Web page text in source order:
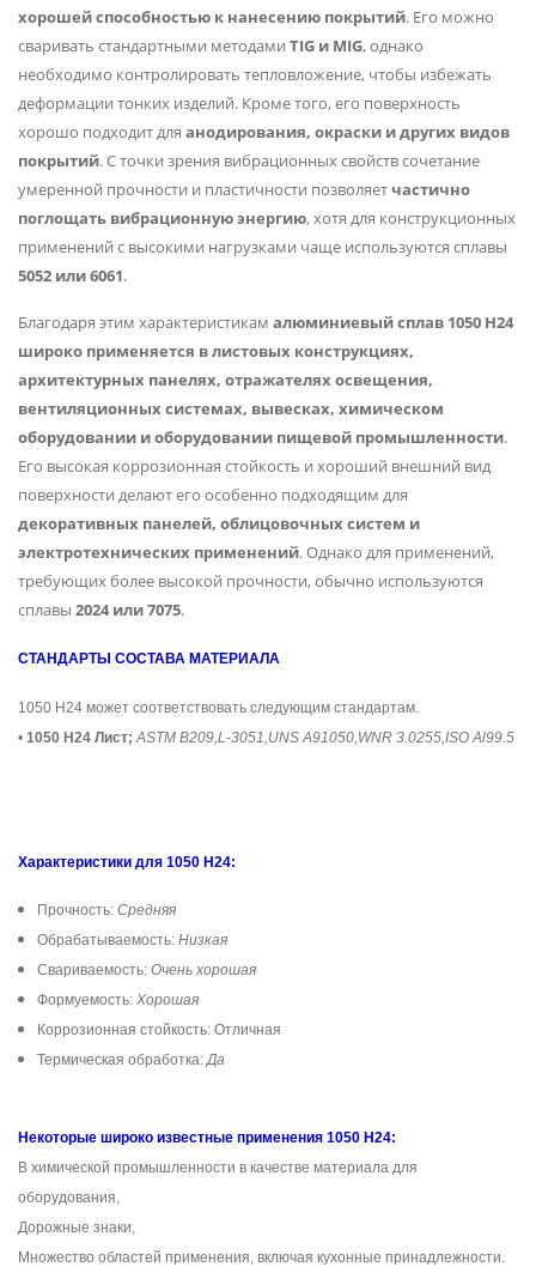
хорошей способностью к нанесению покрытий. Его можно
сваривать стандартными методами TIG и MIG, однако
необходимо контролировать тепловложение, чтобы избежать
деформации тонких изделий. Кроме того, его поверхность
хорошо подходит для анодирования, окраски и других видов
покрытий. С точки зрения вибрационных свойств сочетание
умеренной прочности и пластичности позволяетчастично
поглощать вибрационную энергию, хотя для конструкционных
применений с высокими нагрузками чаще используются сплавы
5052 или 6061.
Благодаря этим характеристикам алюминиевый сплав 1050 H24
широко применяется в листовых конструкциях,
архитектурных панелях, отражателях освещения,
вентиляционных системах, вывесках, химическом
оборудовании и оборудовании пищевой промышленности.
Его высокая коррозионная стойкость и хороший внешний вид
поверхности делают его особенно подходящим для
декоративных панелей, облицовочных систем и
электротехнических применений. Однако для применений,
требующих более высокой прочности, обычно используются
сплавы 2024 или 7075.
СТАНДАРТЫ СОСТАВА МАТЕРИАЛА
1050 H24 может соответствовать следующим стандартам.
• 1050 H24 Лист; ASTM B209,L-3051,UNS A91050,WNR 3.0255,ISO Al99.5
Характеристики для 1050 H24:
Прочность: Средняя
Обрабатываемость: Низкая
Свариваемость: Очень хорошая
Формуемость: Хорошая
Коррозионная стойкость: Отличная
Термическая обработка:Да
Некоторые широко известные применения 1050 H24:
В химической промышленности в качестве материала для
оборудования,
Дорожные знаки,
Множество областей применения, включая кухонные принадлежности.